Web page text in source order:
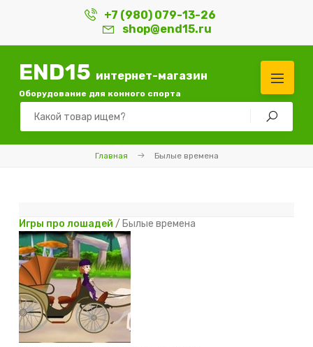
+7 (980) 079-13-26
shop@end15.ru
END15 интернет-магазин
Оборудование для конного спорта
Главная Былые времена
Игры про лошадей / Былые времена